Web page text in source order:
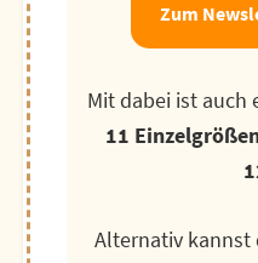
Zum
Mit dabei ist auch
11
Alternativ